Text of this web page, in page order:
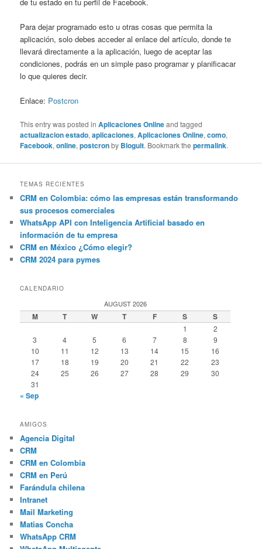
Para dejar programado esto u otras cosas que permita la
aplicación, solo debes acceder al enlace del artículo, donde te
llevará directamente a la aplicación, luego de aceptar las
condiciones, podrás en un simple paso programar y planificacar
lo que quieres decir.
Enlace: Postcron
This entry was posted inAplicaciones Onlineand tagged
actualizacion estado,aplicaciones,Aplicaciones Online,como,
Facebook,online,postcronby Bloguit. Bookmark thepermalink.
TEMAS RECIENTES
CRM en Colombia: cómo las empresas están transformando
sus procesos comerciales
WhatsApp API con Inteligencia Artificial basado en
información de tu empresa
CRM en México ¿Cómo elegir?
CRM 2024 para pymes
CALENDARIO
AUGUST 2026
M T W T F S S
1
2
3
4 5 6 7 8
9
10
11 12 13 14 15
16
17
18 19 20 21 22
23
24
25 26 27 28 29
30
31
« Sep
AMIGOS
Agencia Digital
CRM
CRM en Colombia
CRM en Perú
Farándula chilena
Intranet
Mail Marketing
Matias Concha
WhatsApp CRM